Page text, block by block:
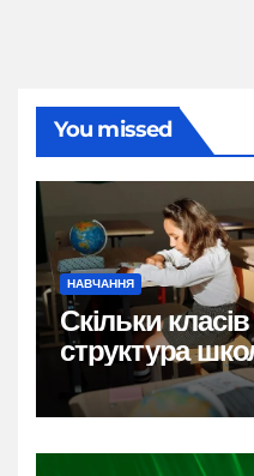
You missed
НАВЧАННЯ
Скільки
структура